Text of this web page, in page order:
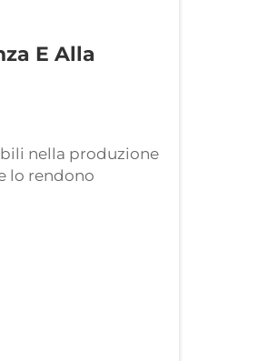
E Alla
nella produzione
lo rendono
fondamentali